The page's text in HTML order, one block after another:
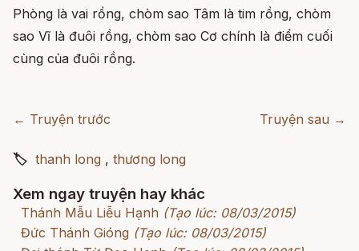
Phòng là vai rồng, chòm sao Tâm là tim rồng, chòm
sao Vĩ là đuôi rồng, chòm sao Cơ chính là điểm cuối
cùng của đuôi rồng.
← Truyện trước Truyện sau →
🏷 thanh long , thương long
Xem ngay truyện hay khác
Thánh Mẫu Liễu Hạnh (Tạo lúc: 08/03/2015)
Đức Thánh Gióng (Tạo lúc: 08/03/2015)